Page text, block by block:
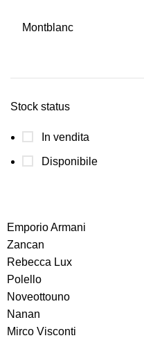
Montblanc
Stock status
In vendita
Disponibile
Emporio Armani
Zancan
Rebecca Lux
Polello
Noveottouno
Nanan
Mirco Visconti